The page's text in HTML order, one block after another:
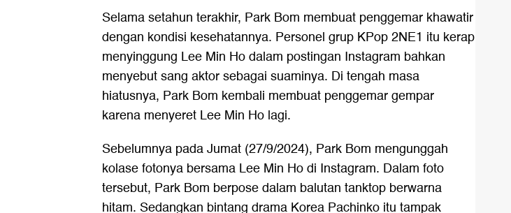
Selama setahun terakhir, Park Bom membuat penggemar khawatir
dengan kondisi kesehatannya. Personel grup KPop 2NE1 itu kerap
menyinggung Lee Min Ho dalam postingan Instagram bahkan
menyebut sang aktor sebagai suaminya. Di tengah masa
hiatusnya, Park Bom kembali membuat penggemar gempar
karena menyeret Lee Min Ho lagi.
Sebelumnya pada Jumat (27/9/2024), Park Bom mengunggah
kolase fotonya bersama Lee Min Ho di Instagram. Dalam foto
tersebut, Park Bom berpose dalam balutan tanktop berwarna
hitam. Sedangkan bintang drama Korea Pachinko itu tampak